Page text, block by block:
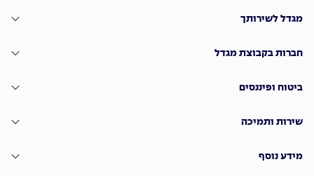
מגדל לשירותך
חברות בקבוצת מגדל
ביטוח ופיננסים
שירות ותמיכה
מידע נוסף